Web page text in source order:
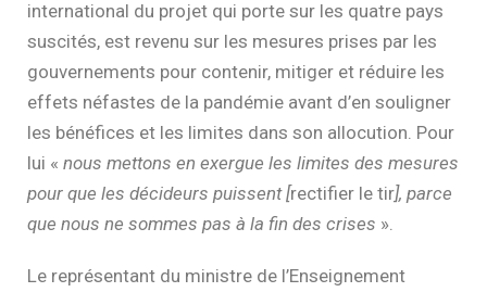
international du projet qui porte sur les quatre pays
suscités, est revenu sur les mesures prises par les
gouvernements pour contenir, mitiger et réduire les
effets néfastes de la pandémie avant d’en souligner
les bénéfices et les limites dans son allocution. Pour
lui « nous mettons en exergue les limites des mesures
pour que les décideurs puissent [rectifier le tir], parce
que nous ne sommes pas à la fin des crises ».
Le représentant du ministre de l’Enseignement